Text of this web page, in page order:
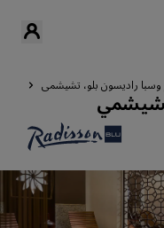
وسبا راديسون بلو، تشيشمي
تشيشمي